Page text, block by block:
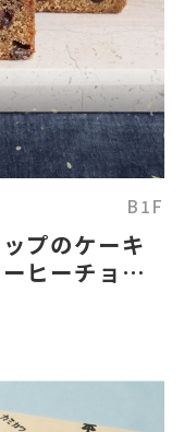
B1F
プのケーキ
ヒーチョコ